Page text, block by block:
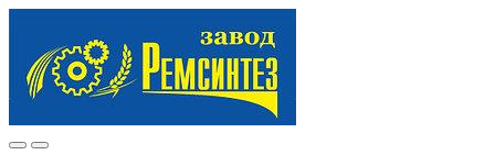
navigation
content